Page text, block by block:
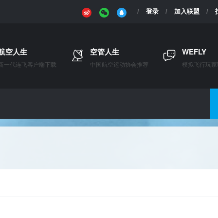
登录 加入联盟
空人生
一代连飞客户端下载
空管人生
中国航空运动协会推荐
WEFLY
模拟飞行玩